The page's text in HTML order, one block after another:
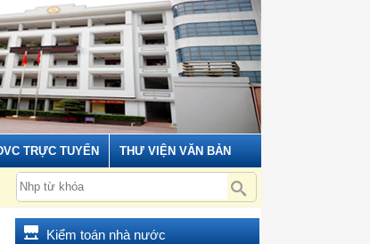
TRỰC TUYẾN THƯ VIỆN VĂN BẢN
Kiểm toán nhà nước